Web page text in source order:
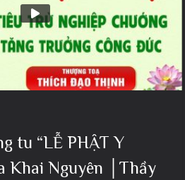
tu “LỄ PHẬT Y
Khai Nguyên │Thầy